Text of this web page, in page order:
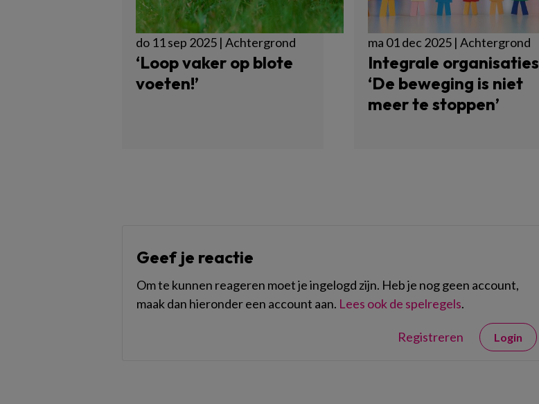
do 11 sep 2025 | Achtergrond
‘Loop vaker op blote
voeten!’
ma 01 dec 2025 | Achtergrond
Integrale organisaties
‘De beweging is niet
meer te stoppen’
Geef je reactie
Om te kunnen reageren moet je ingelogd zijn. Heb je nog geen account,
maak dan hieronder een account aan. Lees ook de spelregels.
Registreren Login